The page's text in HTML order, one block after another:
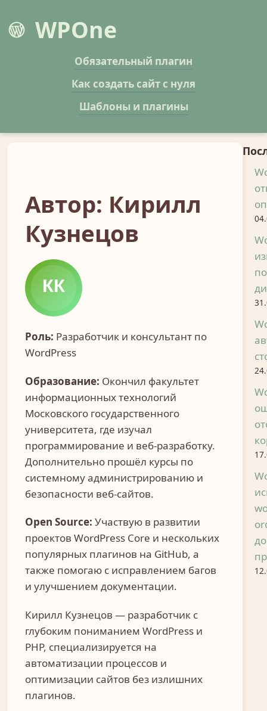
WPOne
Обязательный плагин
Как создать сайт с нуля
Шаблоны и плагины
Автор: Кирилл
Кузнецов
Роль: Разработчик и консультант по
WordPress
Образование: Окончил факультет
информационных технологий
Московского государственного
университета, где изучал
программирование и веб-разработку.
Дополнительно прошёл курсы по
системному администрированию и
безопасности веб-сайтов.
Open Source: Участвую в развитии
проектов WordPress Core и нескольких
популярных плагинов на GitHub, а
также помогаю с исправлением багов
и улучшением документации.
Кирилл Кузнецов — разработчик с
глубоким пониманием WordPress и
PHP, специализируется на
автоматизации процессов и
оптимизации сайтов без излишних
плагинов.